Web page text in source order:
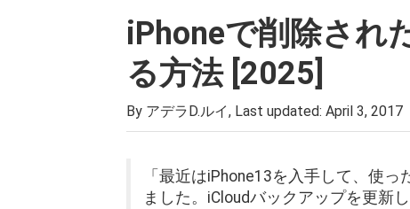
iPhoneで削除され
る方法 [2025]
By アデラD.ルイ, Last updated: April 3, 2017
「最近はiPhone13を入手して、使
ました。iCloudバックアップを更新